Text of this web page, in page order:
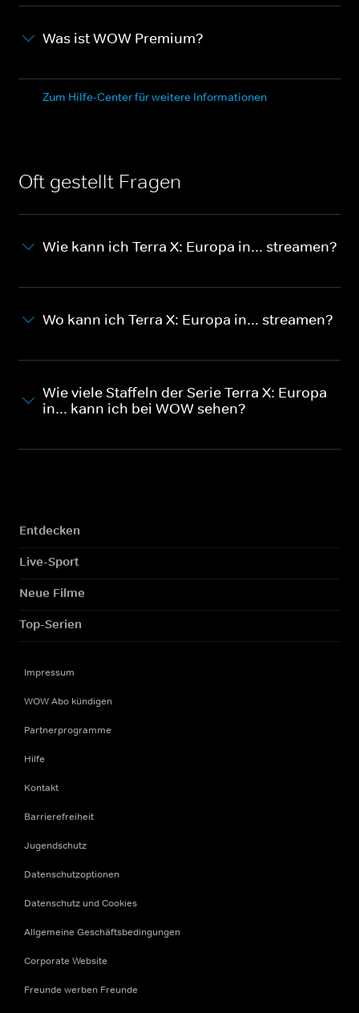
Was ist WOW Premium?
Zum Hilfe-Center für weitere Informationen
Oft gestellt Fragen
Wie kann ich Terra X: Europa in... streamen?
Wo kann ich Terra X: Europa in... streamen?
Wie viele Staffeln der Serie Terra X: Europa
in... kann ich bei WOW sehen?
Entdecken
Live-Sport
Neue Filme
Top-Serien
Impressum
WOW Abo kündigen
Partnerprogramme
Hilfe
Kontakt
Barrierefreiheit
Jugendschutz
Datenschutzoptionen
Datenschutz und Cookies
Allgemeine Geschäftsbedingungen
Corporate Website
Freunde werben Freunde